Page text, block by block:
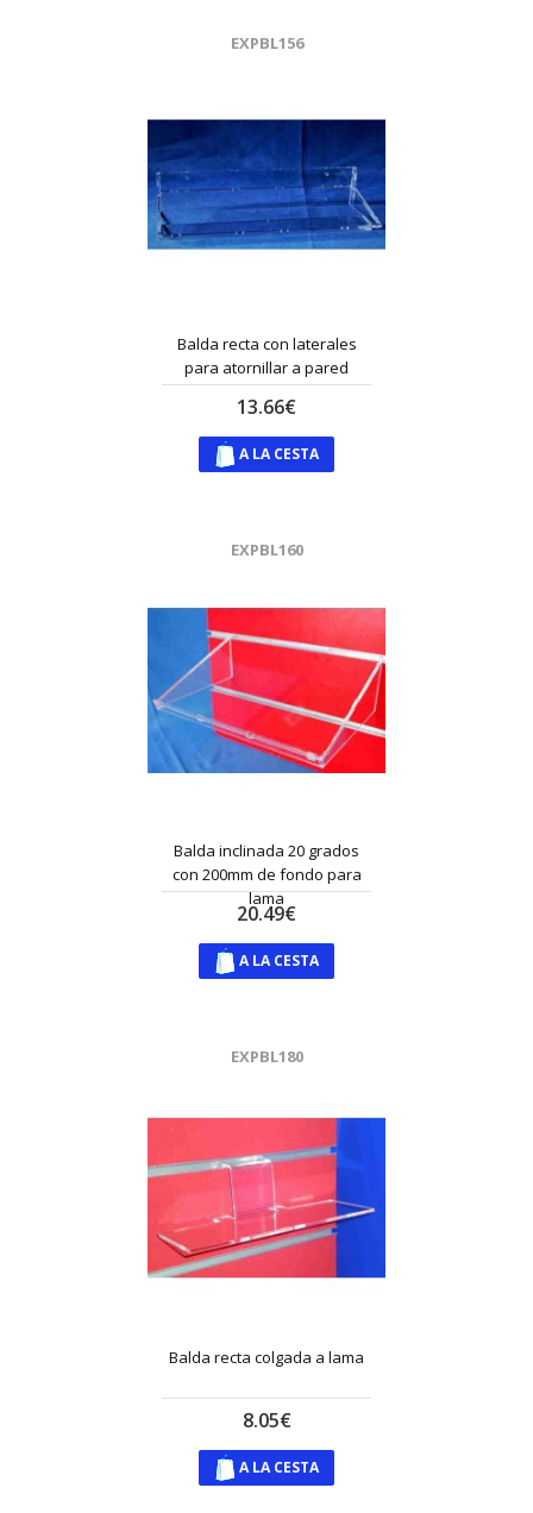
EXPBL156
Balda recta con laterales
para atornillar a pared
13.66€
A LA CESTA
EXPBL160
Balda inclinada 20 grados
con 200mm de fondo para
lama
20.49€
A LA CESTA
EXPBL180
Balda recta colgada a lama
8.05€
A LA CESTA